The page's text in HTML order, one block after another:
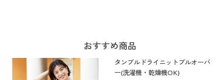
おすすめ商品
タンブルドライニットプルオーバ
ー(洗濯機・乾燥機OK)